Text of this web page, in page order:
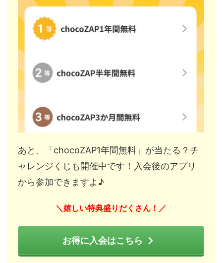
あと、「chocoZAP1年間無料」が当たる？チ
ャレンジくじも開催中です！入会後のアプリ
から参加できますよ♪
＼嬉しい特典盛りだくさん！ ／
お得に入会はこちら